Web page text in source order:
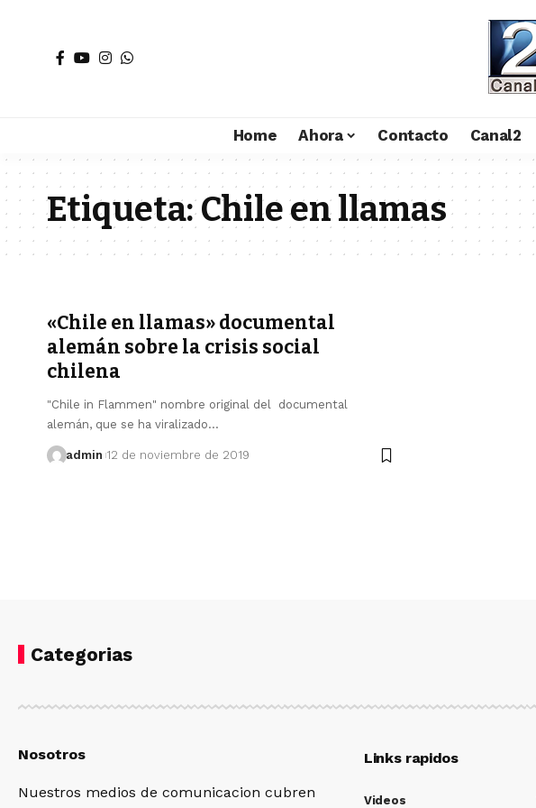
Home Ahora Contacto Canal2
Etiqueta:Chile en llamas
«Chile en llamas» documental
alemán sobre la crisis social
chilena
"Chile in Flammen" nombre original del documental
alemán, que se ha viralizado…
admin 12 de noviembre de 2019
Categorias
Nosotros
Nuestros medios de comunicacion cubren
Links rapidos
Videos